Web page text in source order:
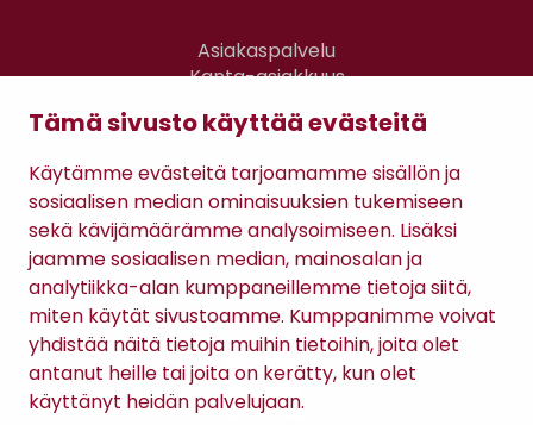
Tämä sivusto käyttää evästeitä
Käytämme evästeitä tarjoamamme sisällön ja
sosiaalisen median ominaisuuksien tukemiseen
sekä kävijämäärämme analysoimiseen. Lisäksi
jaamme sosiaalisen median, mainosalan ja
analytiikka-alan kumppaneillemme tietoja siitä,
miten käytät sivustoamme. Kumppanimme voivat
yhdistää näitä tietoja muihin tietoihin, joita olet
antanut heille tai joita on kerätty, kun olet
käyttänyt heidän palvelujaan.
Asiakaspalvelu
Kanta-asiakkuus
Gomee Ratsula Café
Sopimusehdot
Tietosuojaseloste
Maksutavat